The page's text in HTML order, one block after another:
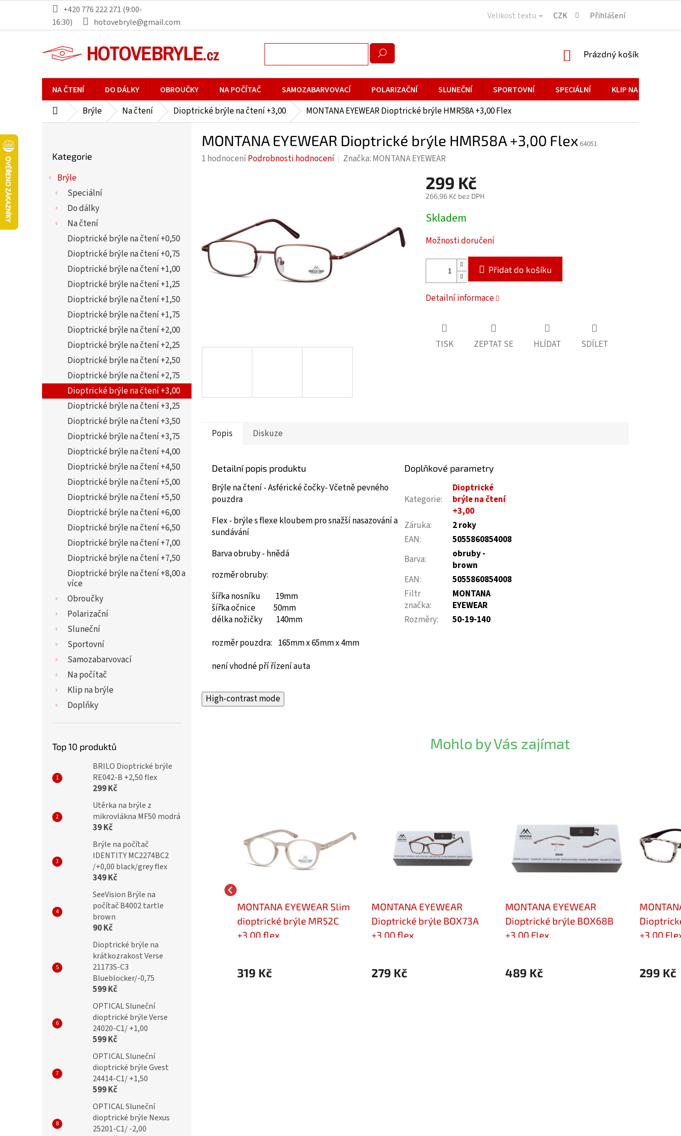
obsah
+420 776 222 271 (9:00-
16:30)
hotovebryle@gmail.com
Velikost textu CZK Přihlášení
NÁKUPNÍ
Prázdný košík
NA ČTENÍ DO DÁLKY OBROUČKY NA POČÍTAČ SAMOZABARVOVACÍ POLARIZAČNÍ SLUNEČNÍ SPORTOVNÍ SPECIÁLNÍ KLIP NA BRÝLE
DomůBrýle Na čtení Dioptrické brýle na čtení +3,00 MONTANA EYEWEAR Dioptrické brýle HMR58A +3,00 Flex
kategorie
Kategorie
Brýle
Speciální
Do dálky
Na čtení
Dioptrické brýle na čtení +0,50
Dioptrické brýle na čtení +0,75
Dioptrické brýle na čtení +1,00
Dioptrické brýle na čtení +1,25
Dioptrické brýle na čtení +1,50
Dioptrické brýle na čtení +1,75
Dioptrické brýle na čtení +2,00
Dioptrické brýle na čtení +2,25
Dioptrické brýle na čtení +2,50
Dioptrické brýle na čtení +2,75
Dioptrické brýle na čtení +3,00
Dioptrické brýle na čtení +3,25
Dioptrické brýle na čtení +3,50
Dioptrické brýle na čtení +3,75
Dioptrické brýle na čtení +4,00
Dioptrické brýle na čtení +4,50
Dioptrické brýle na čtení +5,00
Dioptrické brýle na čtení +5,50
Dioptrické brýle na čtení +6,00
Dioptrické brýle na čtení +6,50
Dioptrické brýle na čtení +7,00
Dioptrické brýle na čtení +7,50
Dioptrické brýle na čtení +8,00 a
více
Obroučky
Polarizační
Sluneční
Sportovní
Samozabarvovací
Na počítač
Klip na brýle
Doplňky
Top 10 produktů
BRILO Dioptrické brýle
RE042-B +2,50 flex
299 Kč
Utěrka na brýle z
mikrovlákna MF50 modrá
39 Kč
Brýle na počítač
IDENTITY MC2274BC2
/+0,00 black/grey flex
349 Kč
SeeVision Brýle na
počítač B4002 tartle
brown
90 Kč
Dioptrické brýle na
krátkozrakost Verse
21173S-C3
Blueblocker/-0,75
599 Kč
OPTICAL Sluneční
dioptrické brýle Verse
24020-C1/ +1,00
599 Kč
OPTICAL Sluneční
dioptrické brýle Gvest
24414-C1/ +1,50
599 Kč
OPTICAL Sluneční
dioptrické brýle Nexus
25201-C1/ -2,00
MONTANA EYEWEAR Dioptrické brýle HMR58A +3,00 Flex 64051
Průměrné
hvězdiček.
1 hodnoceníPodrobnosti hodnocení Značka: MONTANA EYEWEAR
299 Kč
266,96 Kč bez DPH
Měrná
cena:
Skladem
Možnosti doručení
Přidat do košíku
Detailní informace
TISK ZEPTAT SE HLÍDAT SDÍLET
Popis Diskuze
Detailní popis produktu
Brýle na čtení - Asférické čočky- Včetně pevného
pouzdra
Flex - brýle s flexe kloubem pro snažší nasazování a
sundávání
Barva obruby - hnědá
rozměr obruby:
šířka nosníku 19mm
šířka očnice 50mm
délka nožičky 140mm
rozměr pouzdra: 165mm x 65mm x 4mm
není vhodné pří řízení auta
Doplňkové parametry
Kategorie:
Dioptrické
brýle na čtení
+3,00
Záruka:
2 roky
EAN:
5055860854008
Barva:
obruby -
brown
EAN:
5055860854008
Filtr
značka:
MONTANA
EYEWEAR
Rozměry: 50-19-140
High-contrast mode
Mohlo by Vás zajímat
EYEWEAR
brýle MR94D
MONTANA EYEWEAR
Dioptrické brýle MR94E
299 Kč
MONTANA EYEWEAR Slim
dioptrické brýle MR52C
+3,00 flex
319 Kč
MONTANA EYEWEAR
Dioptrické brýle BOX73A
+3,00 flex
279 Kč
MONTANA EYEWEAR
Dioptrické brýle BOX68B
+3,00 Flex
489 Kč
+3,00
299 Kč